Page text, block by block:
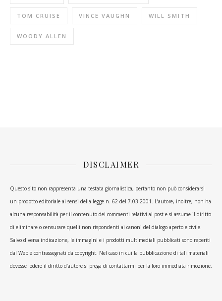
TOM CRUISE VINCE VAUGHN WILL SMITH
WOODY ALLEN
DISCLAIMER
Questo sito non rappresenta una testata giornalistica, pertanto non può considerarsi
un prodotto editoriale ai sensi della legge n. 62 del 7.03.2001. L’autore, inoltre, non ha
alcuna responsabilità per il contenuto dei commenti relativi ai post e si assume il diritto
di eliminare o censurare quelli non rispondenti ai canoni del dialogo aperto e civile.
Salvo diversa indicazione, le immagini e i prodotti multimediali pubblicati sono reperiti
dal Web e contrassegnati da copyright. Nel caso in cui la pubblicazione di tali materiali
dovesse ledere il diritto d’autore si prega di contattarmi per la loro immediata rimozione.